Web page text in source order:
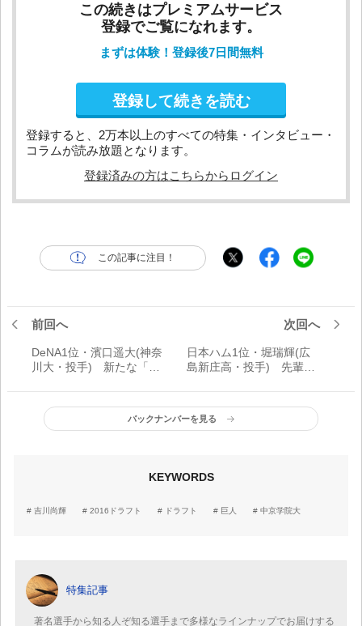
この続きはプレミアムサービス
登録でご覧になれます。
まずは体験！登録後7日間無料
登録して続きを読む
登録すると、2万本以上のすべての特集・インタビュー・
コラムが読み放題となります。
登録済みの方はこちらからログイン
この記事に注目！
前回へ
DeNA1位・濱口遥大(神奈
川大・投手) 新たな「ハ
次回へ
日本ハム1位・堀瑞輝(広
島新庄高・投手) 先輩と
バックナンバーを見る
KEYWORDS
吉川尚輝 2016ドラフト ドラフト 巨人 中京学院大
特集記事
著名選手から知る人ぞ知る選手まで多様なラインナップでお届けする